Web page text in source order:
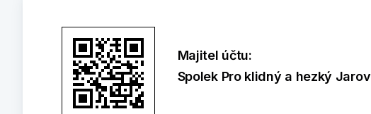
Majitel účtu:
Spolek Pro klidný a hezký Jarov